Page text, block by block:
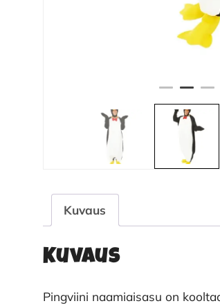
Kuvaus
Kuvaus
Pingviini naamiaisasu on